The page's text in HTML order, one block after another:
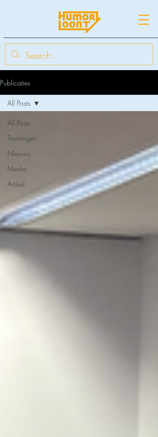
Publicaties
All Posts
Trainingen
Nieuws
Media
Artikel
All Posts